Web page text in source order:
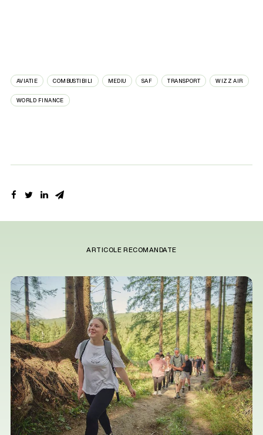
AVIATIE COMBUSTIBILI MEDIU SAF TRANSPORT WIZZ AIR
WORLD FINANCE
ARTICOLE RECOMANDATE